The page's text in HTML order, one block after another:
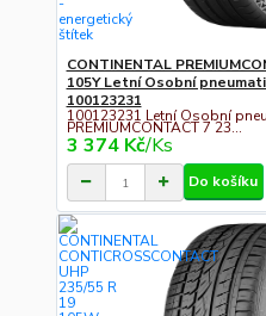
CONTINENTAL
105Y Letní Osobní
100123231
100123231 Letní Osobní
PREMIUMCONTACT 7 23...
3 374 Kč/Ks
Do košíku